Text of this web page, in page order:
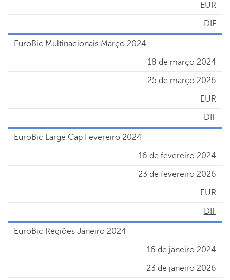
EUR
DIF
EuroBic Multinacionais Março 2024
18 de março 2024
25 de março 2026
EUR
DIF
EuroBic Large Cap Fevereiro 2024
16 de fevereiro 2024
23 de fevereiro 2026
EUR
DIF
EuroBic Regiões Janeiro 2024
16 de janeiro 2024
23 de janeiro 2026